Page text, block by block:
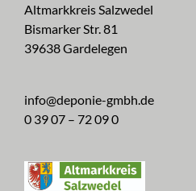
Altmarkkreis Salzwedel
Bismarker Str. 81
39638 Gardelegen
info@deponie-gmbh.de
0 39 07 – 72 09 0